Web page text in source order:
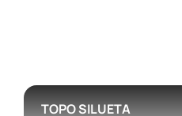
TOPO SILUETA